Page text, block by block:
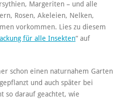
Margeriten – und alle
Rosen, Akeleien, Nelken,
vorkommen. Lies zu diesem
für alle Insekten“ auf
schon einen naturnahem Garten
und auch später bei
so darauf geachtet, wie